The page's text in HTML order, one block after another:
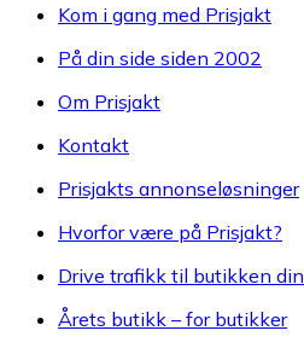
Kom i gang med Prisjakt
På din side siden 2002
Om Prisjakt
Kontakt
Prisjakts annonseløsninger
Hvorfor være på Prisjakt?
Drive trafikk til butikken din
Årets butikk – for butikker